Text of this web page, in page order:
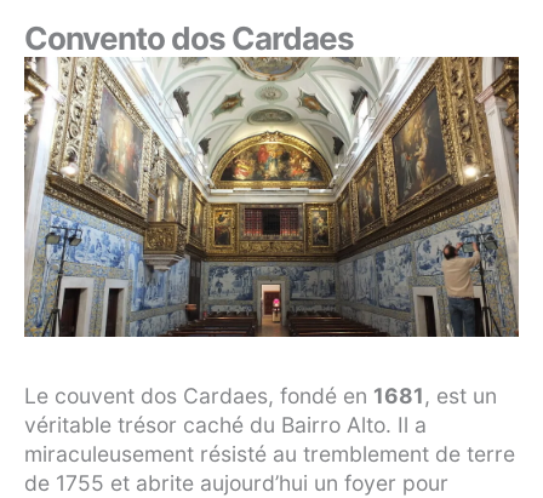
Convento dos Cardaes
Le couvent dos Cardaes, fondé en 1681, est un
véritable trésor caché du Bairro Alto. Il a
miraculeusement résisté au tremblement de terre
de 1755 et abrite aujourd’hui un foyer pour